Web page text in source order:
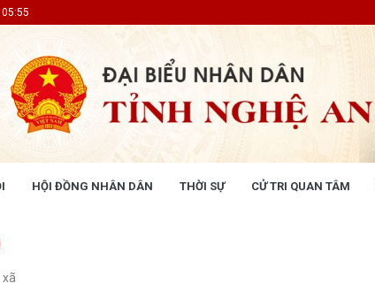
HỘI ĐỒNG NHÂN DÂN THỜI SỰ CỬ TRI QUAN TÂM